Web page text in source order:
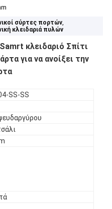
σύρτες πορτών,
κλειδαριά πυλών
κλειδαριό Σπίτι
για να ανοίξει την
SS-SS